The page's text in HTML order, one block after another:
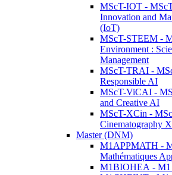
MScT-IOT -
Innovation and
(IoT)
MScT-STEEM -
Environment :
Management
MScT-TRAI -
Responsible AI
MScT-ViCAI -
and Creative AI
MScT-XCin -
Cinematography
Master (DNM)
M1APPMATH -
Mathématiques
M1BIOHEA - M1